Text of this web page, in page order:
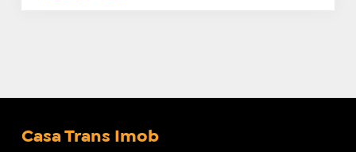
Casa Trans Imob